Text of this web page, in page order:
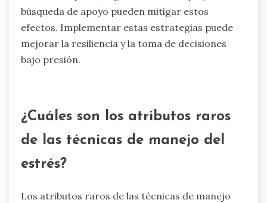
búsqueda de apoyo pueden mitigar estos
efectos. Implementar estas estrategias puede
mejorar la resiliencia y la toma de decisiones
bajo presión.
¿Cuáles son los atributos raros
de las técnicas de manejo del
estrés?
Los atributos raros de las técnicas de manejo